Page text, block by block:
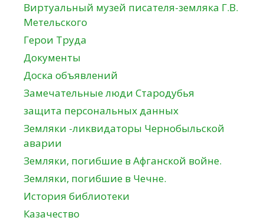
Виртуальный музей писателя-земляка Г.В.
Метельского
Герои Труда
Документы
Доска объявлений
Замечательные люди Стародубья
защита персональных данных
Земляки -ликвидаторы Чернобыльской
аварии
Земляки, погибшие в Афганской войне.
Земляки, погибшие в Чечне.
История библиотеки
Казачество